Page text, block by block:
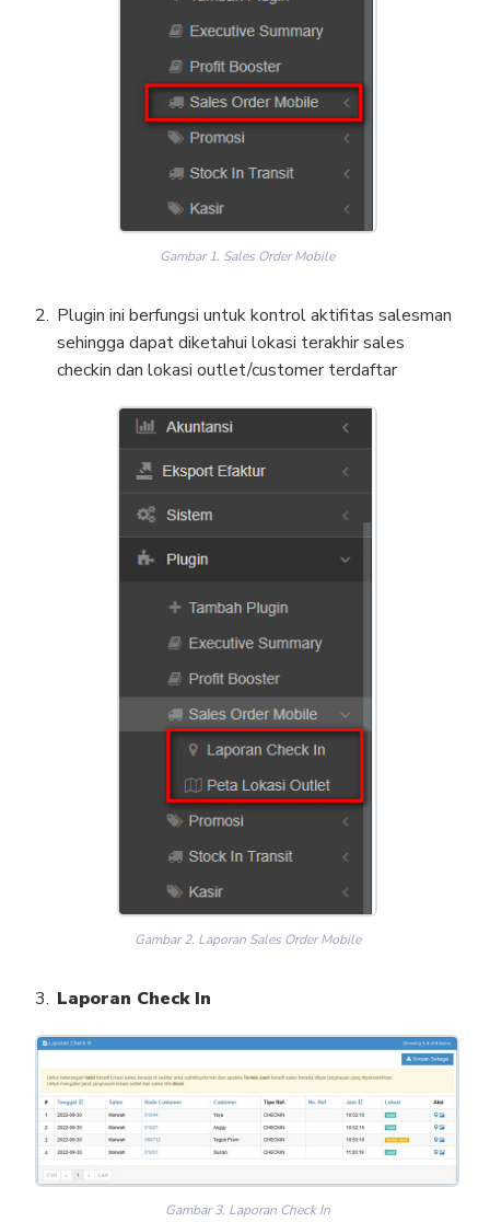
Gambar 1. Sales Order Mobile
Plugin ini berfungsi untuk kontrol aktifitas salesman
sehingga dapat diketahui lokasi terakhir sales
checkin dan lokasi outlet/customer terdaftar
Gambar 2. Laporan Sales Order Mobile
Laporan Check In
Gambar 3. Laporan Check In